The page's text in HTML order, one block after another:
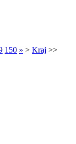
150 » > Kraj >>